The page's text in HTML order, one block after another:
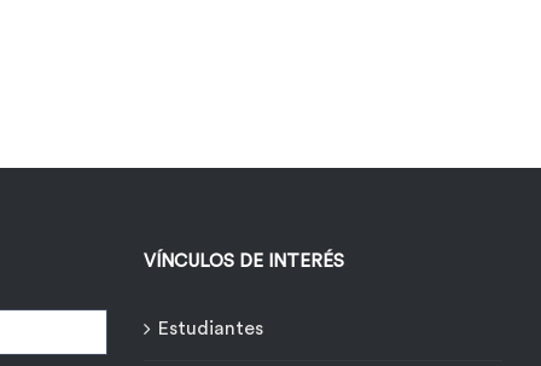
VÍNCULOS DE INTERÉS
Estudiantes